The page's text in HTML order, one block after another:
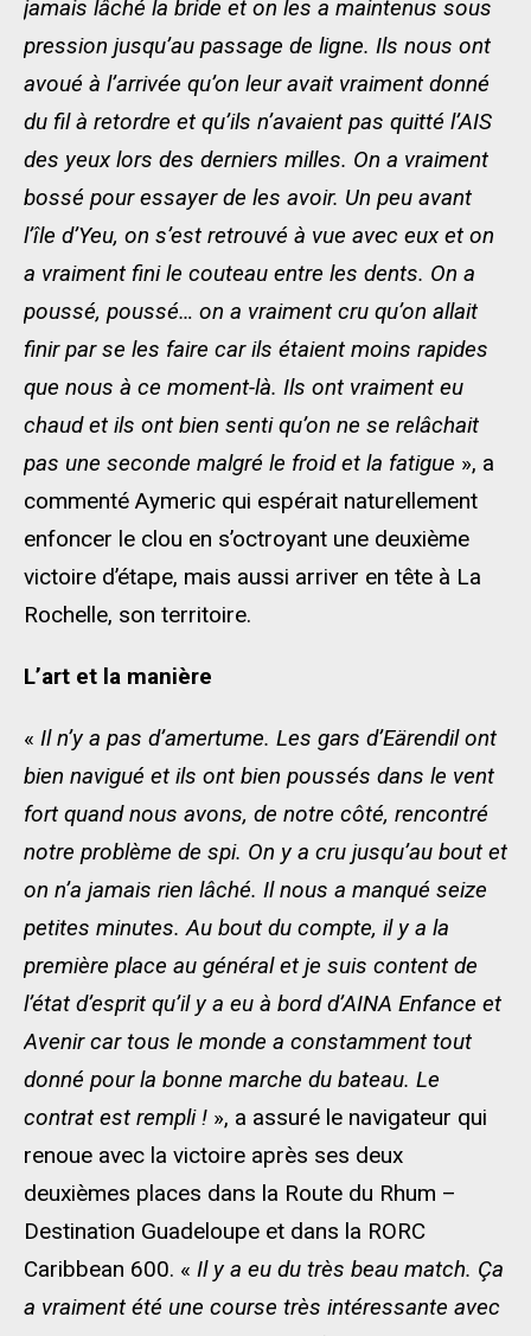
jamais lâché la bride et on les a maintenus sous
pression jusqu’au passage de ligne. Ils nous ont
avoué à l’arrivée qu’on leur avait vraiment donné
du fil à retordre et qu’ils n’avaient pas quitté l’AIS
des yeux lors des derniers milles. On a vraiment
bossé pour essayer de les avoir. Un peu avant
l’île d’Yeu, on s’est retrouvé à vue avec eux et on
a vraiment fini le couteau entre les dents. On a
poussé, poussé… on a vraiment cru qu’on allait
finir par se les faire car ils étaient moins rapides
que nous à ce moment-là. Ils ont vraiment eu
chaud et ils ont bien senti qu’on ne se relâchait
pas une seconde malgré le froid et la fatigue », a
commenté Aymeric qui espérait naturellement
enfoncer le clou en s’octroyant une deuxième
victoire d’étape, mais aussi arriver en tête à La
Rochelle, son territoire.
L’art et la manière
« Il n’y a pas d’amertume. Les gars d’Eärendil ont
bien navigué et ils ont bien poussés dans le vent
fort quand nous avons, de notre côté, rencontré
notre problème de spi. On y a cru jusqu’au bout et
on n’a jamais rien lâché. Il nous a manqué seize
petites minutes. Au bout du compte, il y a la
première place au général et je suis content de
l’état d’esprit qu’il y a eu à bord d’AINA Enfance et
Avenir car tous le monde a constamment tout
donné pour la bonne marche du bateau. Le
contrat est rempli ! », a assuré le navigateur qui
renoue avec la victoire après ses deux
deuxièmes places dans la Route du Rhum –
Destination Guadeloupe et dans la RORC
Caribbean 600. « Il y a eu du très beau match. Ça
a vraiment été une course très intéressante avec